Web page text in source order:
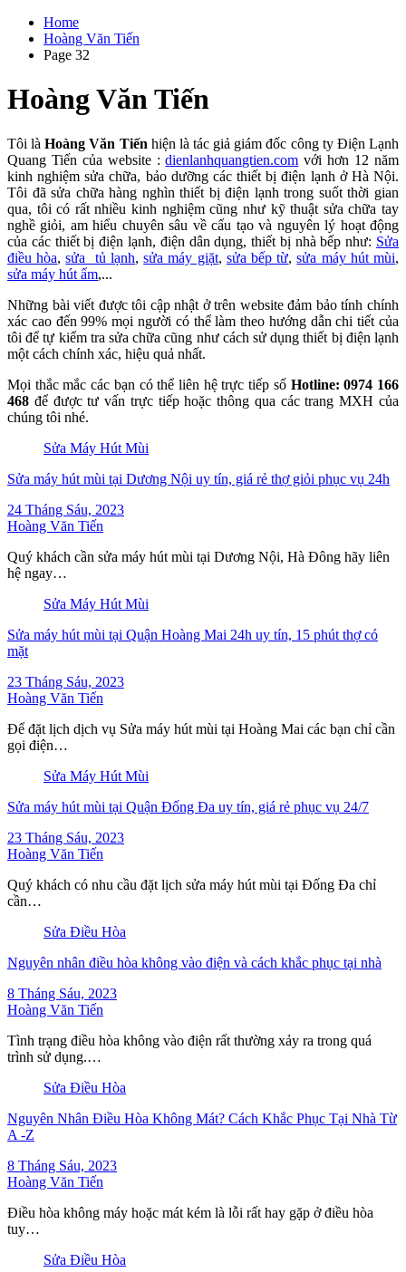
Home
Hoàng Văn Tiến
Page 32
Hoàng Văn Tiến
Tôi làHoàng Văn Tiến hiện là tác giả giám đốc công ty Điện Lạnh
Quang Tiến của website :dienlanhquangtien.com với hơn 12 năm
kinh nghiệm sửa chữa, bảo dưỡng các thiết bị điện lạnh ở Hà Nội.
Tôi đã sửa chữa hàng nghìn thiết bị điện lạnh trong suốt thời gian
qua, tôi có rất nhiều kinh nghiệm cũng như kỹ thuật sửa chữa tay
nghề giỏi, am hiểu chuyên sâu về cấu tạo và nguyên lý hoạt động
của các thiết bị điện lạnh, điện dân dụng, thiết bị nhà bếp như: Sửa
điều hòa,sửa tủ lạnh,sửa máy giặt, sửa bếp từ,sửa máy hút mùi,
sửa máy hút ẩm,...
Những bài viết được tôi cập nhật ở trên website đảm bảo tính chính
xác cao đến 99% mọi người có thể làm theo hướng dẫn chi tiết của
tôi để tự kiểm tra sửa chữa cũng như cách sử dụng thiết bị điện lạnh
một cách chính xác, hiệu quả nhất.
Mọi thắc mắc các bạn có thể liên hệ trực tiếp số Hotline: 0974 166
468 để được tư vấn trực tiếp hoặc thông qua các trang MXH của
chúng tôi nhé.
Sửa Máy Hút Mùi
Sửa máy hút mùi tại Dương Nội uy tín, giá rẻ thợ giỏi phục vụ 24h
24 Tháng Sáu, 2023
Hoàng Văn Tiến
Quý khách cần sửa máy hút mùi tại Dương Nội, Hà Đông hãy liên
hệ ngay…
Sửa Máy Hút Mùi
Sửa máy hút mùi tại Quận Hoàng Mai 24h uy tín, 15 phút thợ có
mặt
23 Tháng Sáu, 2023
Hoàng Văn Tiến
Để đặt lịch dịch vụ Sửa máy hút mùi tại Hoàng Mai các bạn chỉ cần
gọi điện…
Sửa Máy Hút Mùi
Sửa máy hút mùi tại Quận Đống Đa uy tín, giá rẻ phục vụ 24/7
23 Tháng Sáu, 2023
Hoàng Văn Tiến
Quý khách có nhu cầu đặt lịch sửa máy hút mùi tại Đống Đa chỉ
cần…
Sửa Điều Hòa
Nguyên nhân điều hòa không vào điện và cách khắc phục tại nhà
8 Tháng Sáu, 2023
Hoàng Văn Tiến
Tình trạng điều hòa không vào điện rất thường xảy ra trong quá
trình sử dụng.…
Sửa Điều Hòa
Nguyên Nhân Điều Hòa Không Mát? Cách Khắc Phục Tại Nhà Từ
A -Z
8 Tháng Sáu, 2023
Hoàng Văn Tiến
Điều hòa không máy hoặc mát kém là lỗi rất hay gặp ở điều hòa
tuy…
Sửa Điều Hòa